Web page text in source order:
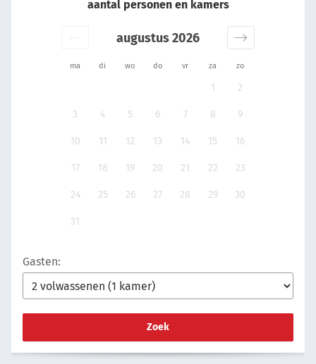
aantal personen en kamers
ma di wo do vr za zo
augustus 2026
1 2
3 4 5 6 7 8 9
10 11 12 13 14 15 16
17 18 19 20 21 22 23
24 25 26 27 28 29 30
31
Gasten:
Zoek